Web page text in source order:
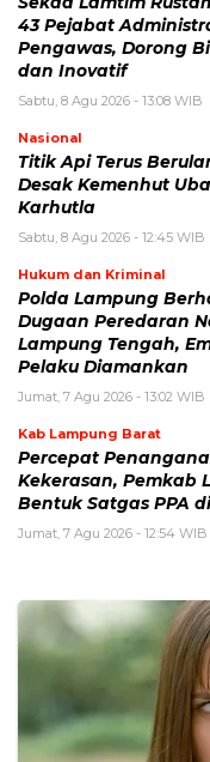
43 Pejabat
Pengawas, Dorong
dan Inovatif
Sabtu, 8 Agu 2026 - 13:08 WIB
Nasional
Titik Api Terus
Desak Kemenhut
Karhutla
Sabtu, 8 Agu 2026 - 12:45 WIB
Hukum dan Kriminal
Polda Lampung
Dugaan Peredaran
Lampung Tengah,
Pelaku Diamankan
Jumat, 7 Agu 2026 - 13:02 WIB
Kab Lampung Barat
Percepat
Kekerasan, Pemkab
Bentuk Satgas PPA
Jumat, 7 Agu 2026 - 12:54 WIB